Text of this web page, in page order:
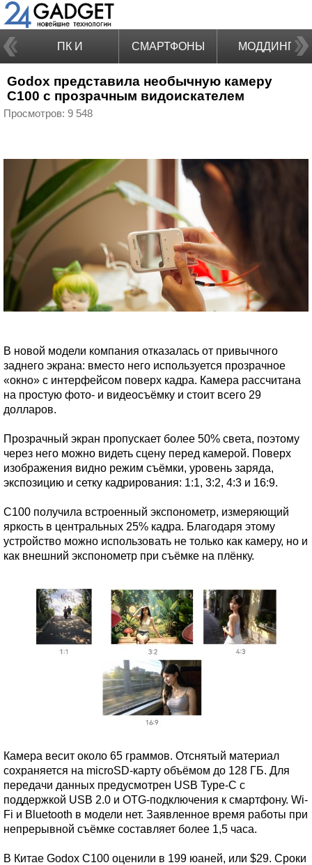
ПК И
НОУТБУКИ
СМАРТФОНЫ МОДДИНГ
Godox представила необычную камеру
C100 с прозрачным видоискателем
Просмотров: 9 548
В новой модели компания отказалась от привычного
заднего экрана: вместо него используется прозрачное
«окно» с интерфейсом поверх кадра. Камера рассчитана
на простую фото- и видеосъёмку и стоит всего 29
долларов.
Прозрачный экран пропускает более 50% света, поэтому
через него можно видеть сцену перед камерой. Поверх
изображения видно режим съёмки, уровень заряда,
экспозицию и сетку кадрирования: 1:1, 3:2, 4:3 и 16:9.
C100 получила встроенный экспонометр, измеряющий
яркость в центральных 25% кадра. Благодаря этому
устройство можно использовать не только как камеру, но и
как внешний экспонометр при съёмке на плёнку.
Камера весит около 65 граммов. Отснятый материал
сохраняется на microSD-карту объёмом до 128 ГБ. Для
передачи данных предусмотрен USB Type-C с
поддержкой USB 2.0 и OTG-подключения к смартфону. Wi-
Fi и Bluetooth в модели нет. Заявленное время работы при
непрерывной съёмке составляет более 1,5 часа.
В Китае Godox C100 оценили в 199 юаней, или $29. Сроки